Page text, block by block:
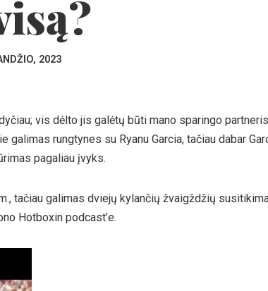
2023
vis dėlto jis galėtų būti mano sparingo
rungtynes ​​su Ryanu Garcia, tačiau dabar
pagaliau įvyks.
tačiau galimas dviejų kylančių žvaigždžių
Hotboxin podcast’e.